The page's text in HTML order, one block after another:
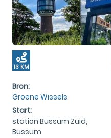
13 KM
Bron:
Groene Wissels
Start:
station Bussum Zuid,
Bussum